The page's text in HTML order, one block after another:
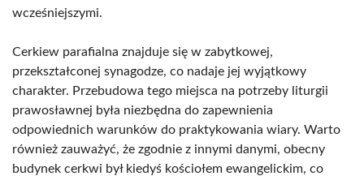
wcześniejszymi.
Cerkiew parafialna znajduje się w zabytkowej,
przekształconej synagodze, co nadaje jej wyjątkowy
charakter. Przebudowa tego miejsca na potrzeby liturgii
prawosławnej była niezbędna do zapewnienia
odpowiednich warunków do praktykowania wiary. Warto
również zauważyć, że zgodnie z innymi danymi, obecny
budynek cerkwi był kiedyś kościołem ewangelickim, co